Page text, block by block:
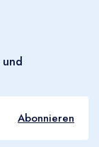
Abonnieren